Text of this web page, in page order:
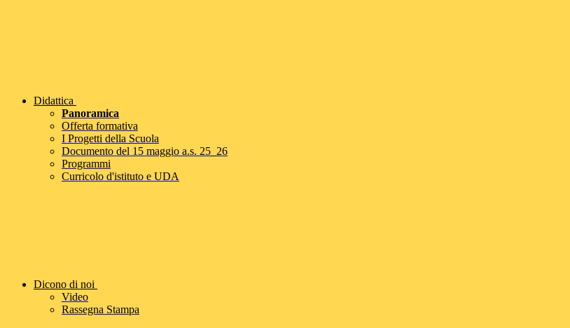
Didattica
Panoramica
Offerta formativa
I Progetti della Scuola
Documento del 15 maggio a.s. 25_26
Programmi
Curricolo d'istituto e UDA
Dicono di noi
Video
Rassegna Stampa